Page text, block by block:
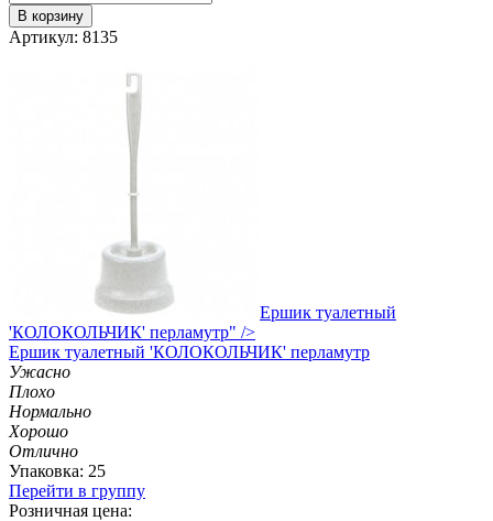
В корзину
Артикул: 8135
Ершик туалетный
'КОЛОКОЛЬЧИК' перламутр" />
Ершик туалетный 'КОЛОКОЛЬЧИК' перламутр
Ужасно
Плохо
Нормально
Хорошо
Отлично
Упаковка: 25
Перейти в группу
Розничная цена: